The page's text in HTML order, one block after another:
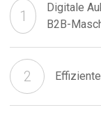
Digitale
B2B-